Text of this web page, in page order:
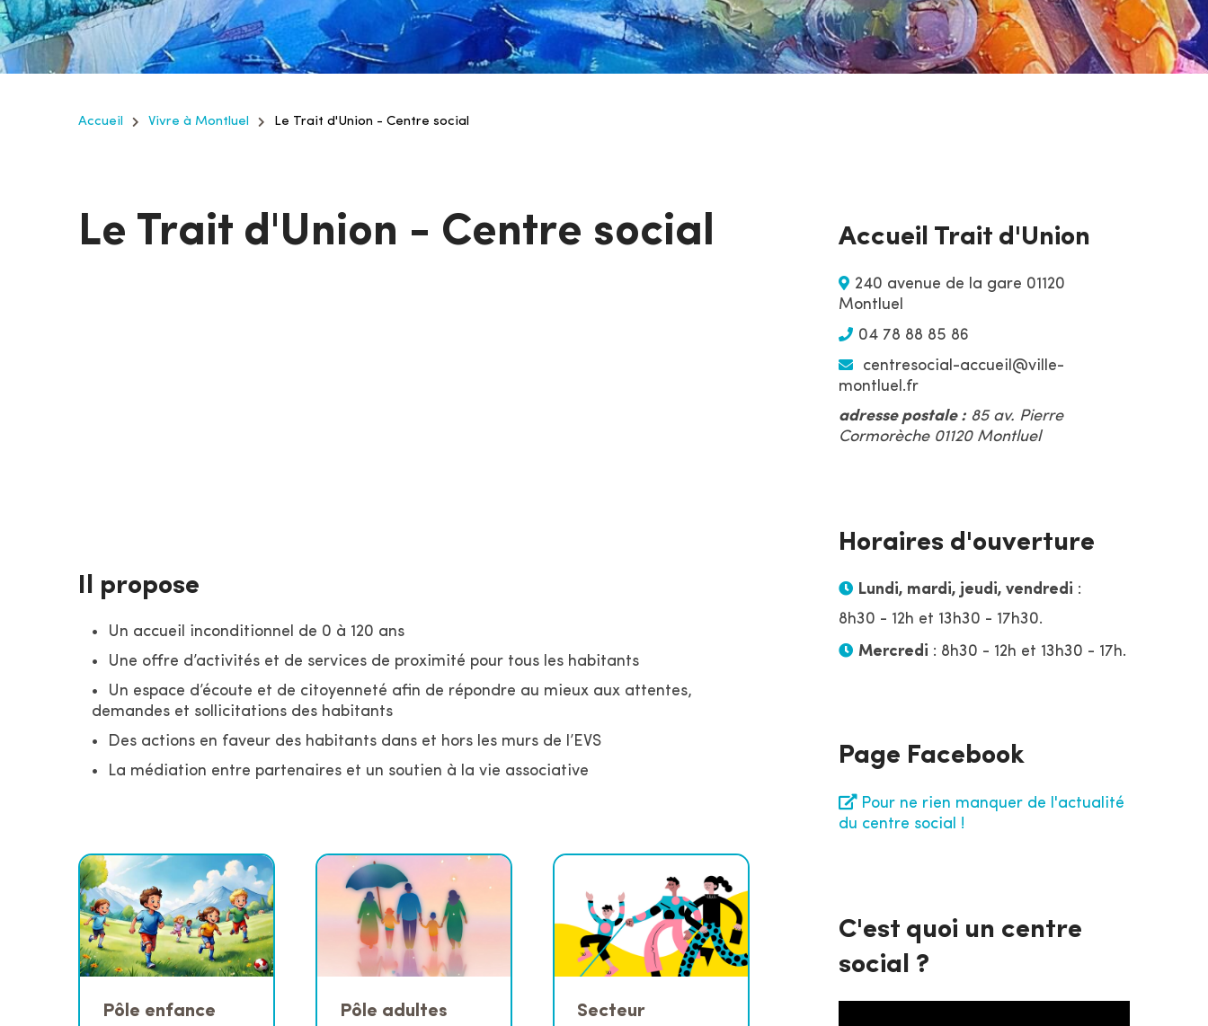
r
l
e
Accueil Vivre à Montluel Le Trait d'Union - Centre social
Le Trait d'Union - Centre social
Il propose
Un accueil inconditionnel de 0 à 120 ans
Une offre d’activités et de services de proximité pour tous les habitants
Un espace d’écoute et de citoyenneté afin de répondre au mieux aux attentes,
demandes et sollicitations des habitants
Des actions en faveur des habitants dans et hors les murs de l’EVS
La médiation entre partenaires et un soutien à la vie associative
Pôle enfance
Pôle adultes
Secteur
Accueil Trait d'Union
240 avenue de la gare 01120
Montluel
04 78 88 85 86
centresocial-accueil@ville-
montluel.fr
adresse postale :85 av. Pierre
Cormorèche 01120 Montluel
Horaires d'ouverture
Lundi, mardi, jeudi, vendredi :
8h30 - 12h et 13h30 - 17h30.
Mercredi : 8h30 - 12h et 13h30 - 17h.
Page Facebook
Pour ne rien manquer de l'actualité
du centre social !
C'est quoi un centre
social ?